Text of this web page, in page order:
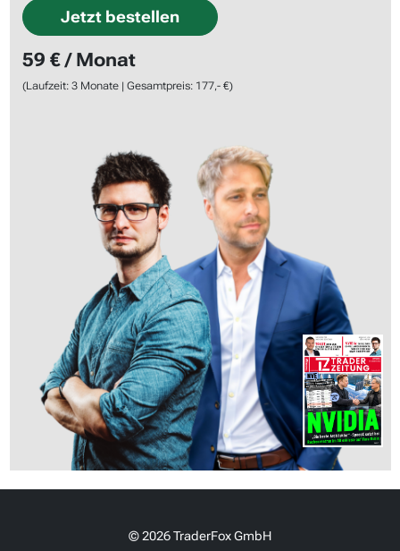
Jetzt bestellen
59 € / Monat
(Laufzeit: 3 Monate | Gesamtpreis: 177,- €)
© 2026 TraderFox GmbH